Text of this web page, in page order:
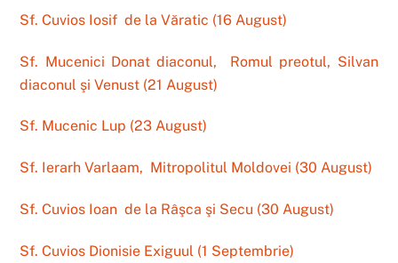
Sf. Cuvios Iosif de la Văratic (16 August)
Sf. Mucenici Donat diaconul, Romul preotul, Silvan
diaconul şi Venust (21 August)
Sf. Mucenic Lup (23 August)
Sf. Ierarh Varlaam, Mitropolitul Moldovei (30 August)
Sf. Cuvios Ioan de la Râşca şi Secu (30 August)
Sf. Cuvios Dionisie Exiguul (1 Septembrie)